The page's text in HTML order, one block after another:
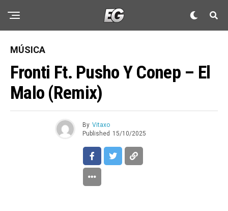
MÚSICA
Fronti Ft. Pusho Y Conep – El
Malo (Remix)
By Vitaxo
Published 15/10/2025